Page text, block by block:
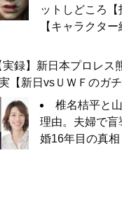
ットしどころ【
【キャラクタ
実録】新日本プロレス
【新日vsＵＷＦのガチ
椎名桔平と
理由。夫婦で
婚16年目の真相